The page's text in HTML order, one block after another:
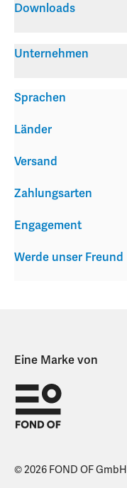
Downloads
Unternehmen
Versand
Zahlungsarten
Engagement
Werde unser Freund
Sprachen
Länder
Eine Marke von
© 2026 FOND OF GmbH